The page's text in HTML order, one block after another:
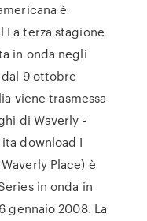
è
La terza stagione
in onda negli
9 ottobre
viene trasmessa
di Waverly -
download I
Place) è
in onda in
gennaio 2008. La